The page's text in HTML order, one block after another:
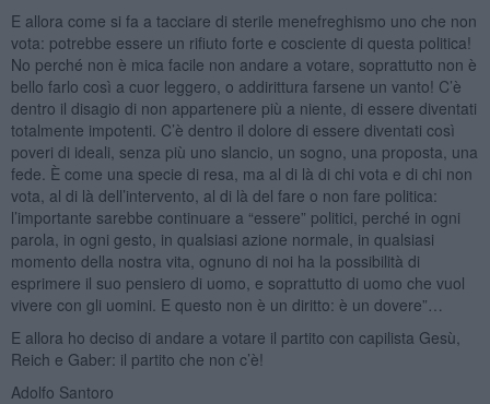
E allora come si fa a tacciare di sterile menefreghismo uno che non
vota: potrebbe essere un rifiuto forte e cosciente di questa politica!
No perché non è mica facile non andare a votare, soprattutto non è
bello farlo così a cuor leggero, o addirittura farsene un vanto! C’è
dentro il disagio di non appartenere più a niente, di essere diventati
totalmente impotenti. C’è dentro il dolore di essere diventati così
poveri di ideali, senza più uno slancio, un sogno, una proposta, una
fede. È come una specie di resa, ma al di là di chi vota e di chi non
vota, al di là dell’intervento, al di là del fare o non fare politica:
l’importante sarebbe continuare a “essere” politici, perché in ogni
parola, in ogni gesto, in qualsiasi azione normale, in qualsiasi
momento della nostra vita, ognuno di noi ha la possibilità di
esprimere il suo pensiero di uomo, e soprattutto di uomo che vuol
vivere con gli uomini. E questo non è un diritto: è un dovere”…
E allora ho deciso di andare a votare il partito con capilista Gesù,
Reich e Gaber: il partito che non c’è!
Adolfo Santoro